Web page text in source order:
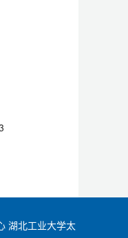
湖北工业大学太